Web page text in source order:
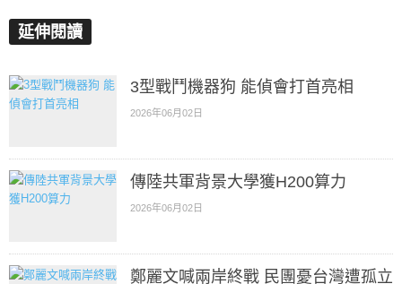
延伸閱讀
3型戰鬥機器狗 能偵會打首亮相
2026年06月02日
傳陸共軍背景大學獲H200算力
2026年06月02日
鄭麗文喊兩岸終戰 民團憂台灣遭孤立